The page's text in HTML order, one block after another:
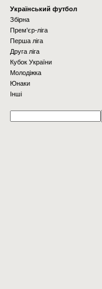
Українcький футбол
Збірна
Прем'єр-ліга
Перша ліга
Друга ліга
Кубок України
Молодіжка
Юнаки
Інші